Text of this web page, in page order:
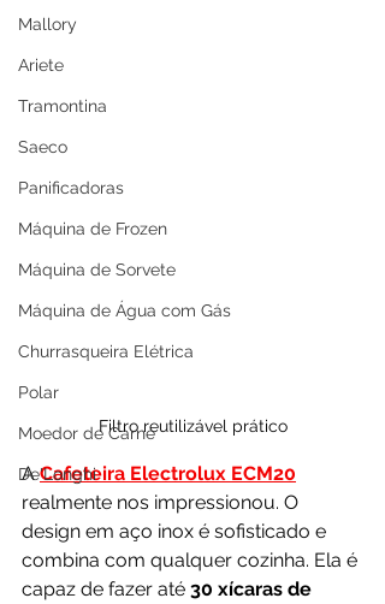
Mallory
Ariete
Tramontina
Saeco
Panificadoras
Máquina de Frozen
Máquina de Sorvete
Máquina de Água com Gás
Churrasqueira Elétrica
Polar
Moedor de Carne
De'Longhi
Filtro reutilizável prático
A Cafeteira Electrolux ECM20
realmente nos impressionou. O
design em aço inox é sofisticado e
combina com qualquer cozinha. Ela é
capaz de fazer até 30 xícaras de